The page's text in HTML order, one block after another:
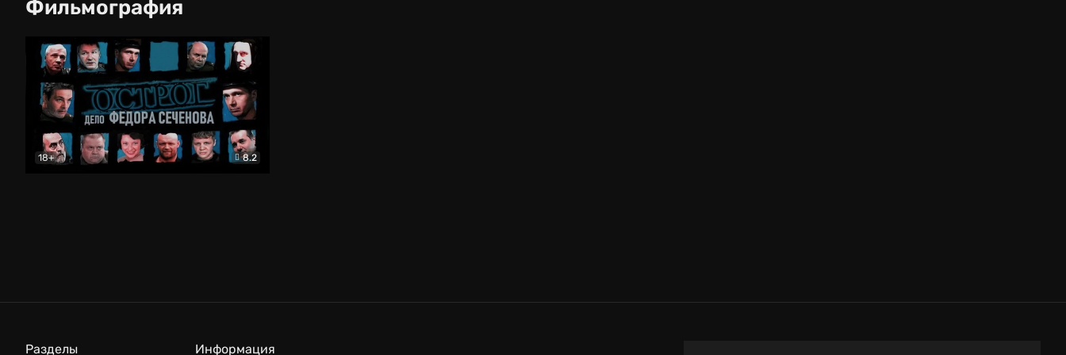
Фильмография
18+ 8.2
Разделы Информация